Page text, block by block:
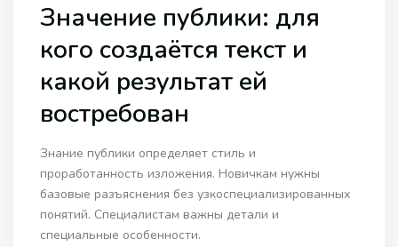
Значение публики: для
кого создаётся текст и
какой результат ей
востребован
Знание публики определяет стиль и
проработанность изложения. Новичкам нужны
базовые разъяснения без узкоспециализированных
понятий. Специалистам важны детали и
специальные особенности.